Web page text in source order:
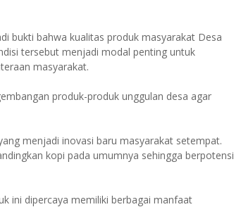
bukti bahwa kualitas produk masyarakat Desa
tersebut menjadi modal penting untuk
masyarakat.
produk-produk unggulan desa agar
menjadi inovasi baru masyarakat setempat.
kopi pada umumnya sehingga berpotensi
ini dipercaya memiliki berbagai manfaat